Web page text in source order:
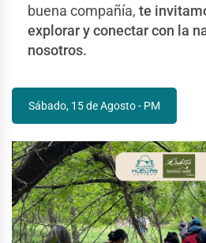
buena compañía, te
explorar y conectar con la
nosotros.
Sábado, 15 de Agosto - PM